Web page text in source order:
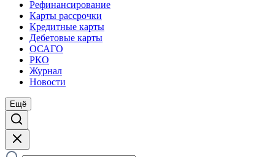
Рефинансирование
Карты рассрочки
Кредитные карты
Дебетовые карты
ОСАГО
РКО
Журнал
Новости
Ещё